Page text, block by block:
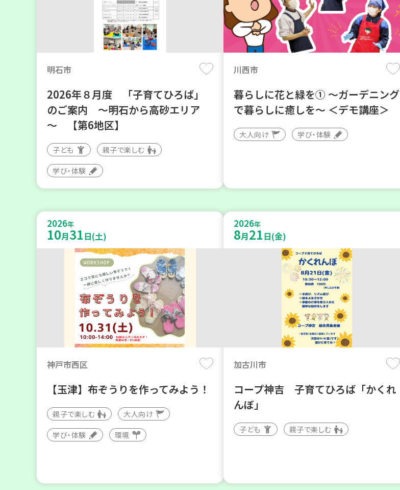
明石市
2026年８月度 「子育てひろば」
のご案内 ～明石から高砂エリア
～ 【第6地区】
子ども 親子で楽しむ
学び・体験
川西市
暮らしに花と緑を① ～ガーデニング
で暮らしに癒しを～ ＜デモ講座＞
大人向け 学び・体験
2026年
10月31日(土)
神戸市西区
【玉津】布ぞうりを作ってみよう！
親子で楽しむ 大人向け
学び・体験 環境
2026年
8月21日(金)
加古川市
コープ神吉 子育てひろば「かくれ
んぼ」
子ども 親子で楽しむ